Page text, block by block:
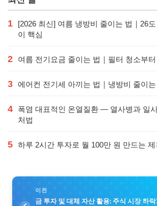
1
[2026 최신] 여름 냉방비 줄이는 법｜26
이 핵심
2 여름 전기요금 줄이는 법｜필터 청소부
3 에어컨 전기세 아끼는 법｜냉방비 줄이
4
폭염 대표적인 온열질환 — 열사병과 일
처법
5 하루 2시간 투자로 월 100만 원 만드는
이전
금 투자 및 대체 자산 활용: 주식 시장 하락